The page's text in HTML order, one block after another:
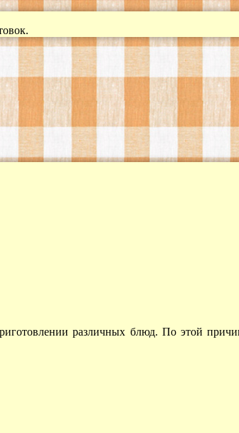
различных блюд. По этой